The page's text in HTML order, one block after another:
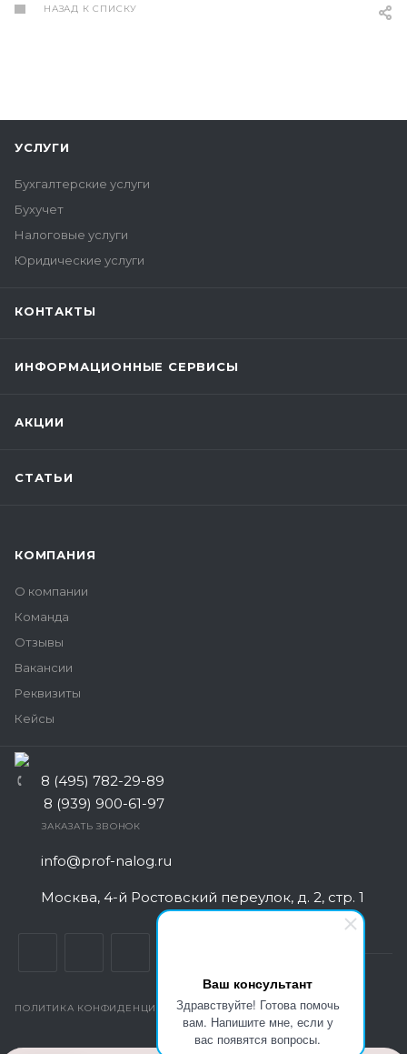
Ваш консультант
Здравствуйте! Готова помочь
вам. Напишите мне, если у
вас появятся вопросы.
НАЗАД К СПИСКУ
УСЛУГИ
Бухгалтерские услуги
Бухучет
Налоговые услуги
Юридические услуги
КОНТАКТЫ
ИНФОРМАЦИОННЫЕ СЕРВИСЫ
АКЦИИ
СТАТЬИ
КОМПАНИЯ
О компании
Команда
Отзывы
Вакансии
Реквизиты
Кейсы
8 (495) 782-29-89
8 (939) 900-61-97
ЗАКАЗАТЬ ЗВОНОК
info@prof-nalog.ru
Москва, 4-й Ростовский переулок, д. 2, стр. 1
ПОЛИТИКА КОНФИДЕНЦИАЛЬНОСТИ